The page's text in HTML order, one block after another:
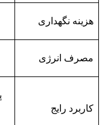
هزینه نگهداری
مصرف انرژی
کاربرد رایج